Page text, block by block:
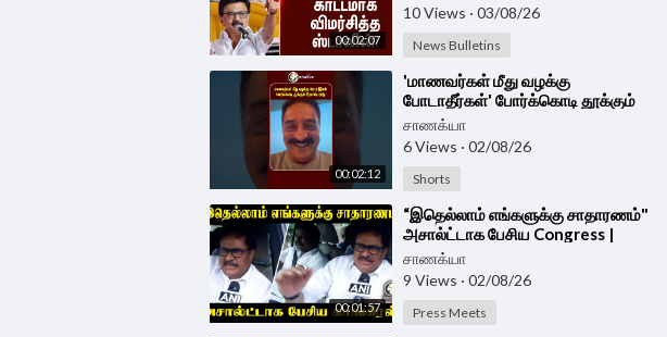
00:02:07
10 Views · 03/08/26
News Bulletins
00:02:12
⁣'மாணவர்கள் மீது வழக்கு
போடாதீர்கள்' போர்க்கொடி தூக்கும்
பிரகாஷ் ராஜ் | #shorts |
#chanakyaa
சாணக்யா
6 Views · 02/08/26
Shorts
00:01:57
⁣“இதெல்லாம் எங்களுக்கு சாதாரணம்"
அசால்ட்டாக பேசிய Congress |
Thirunavukkarasar Pressmeet
சாணக்யா
9 Views · 02/08/26
Press Meets